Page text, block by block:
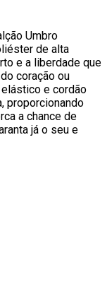
Umbro
de alta
e a liberdade que
coração ou
e cordão
proporcionando
a chance de
já o seu e